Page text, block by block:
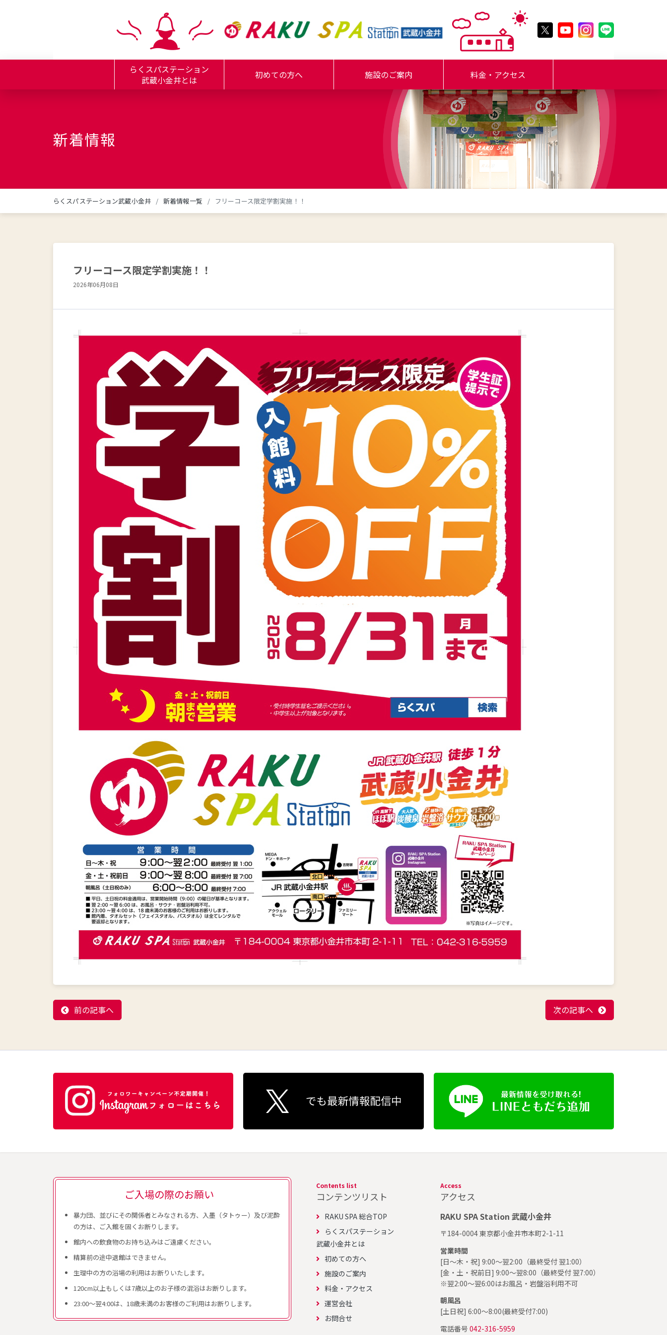
らくスパステーション
武蔵小金井とは
初めての方へ 施設のご案内 料金・アクセス
新着情報
らくスパステーション武蔵小金井 新着情報一覧 フリーコース限定学割実施！！
フリーコース限定学割実施！！
2026年06月08日
前の記事へ 次の記事へ
ご入場の際のお願い
暴力団、並びにその関係者とみなされる方、入墨（タトゥー）及び泥酔
の方は、ご入館を固くお断りします。
館内への飲食物のお持ち込みはご遠慮ください。
精算前の途中退館はできません。
生理中の方の浴場の利用はお断りいたします。
120cm以上もしくは7歳以上のお子様の混浴はお断りします。
23:00～翌4:00は、18歳未満のお客様のご利用はお断りします。
Contents list
コンテンツリスト
RAKU SPA 総合TOP
らくスパステーション
武蔵小金井とは
初めての方へ
施設のご案内
料金・アクセス
運営会社
お問合せ
Access
アクセス
RAKU SPA Station 武蔵小金井
〒184-0004 東京都小金井市本町2-1-11
営業時間
[日～木・祝] 9:00～翌2:00（最終受付 翌1:00）
[金・土・祝前日] 9:00～翌8:00（最終受付 翌7:00）
※翌2:00～翌6:00はお風呂・岩盤浴利用不可
朝風呂
[土日祝] 6:00～8:00(最終受付7:00)
電話番号 042-316-5959